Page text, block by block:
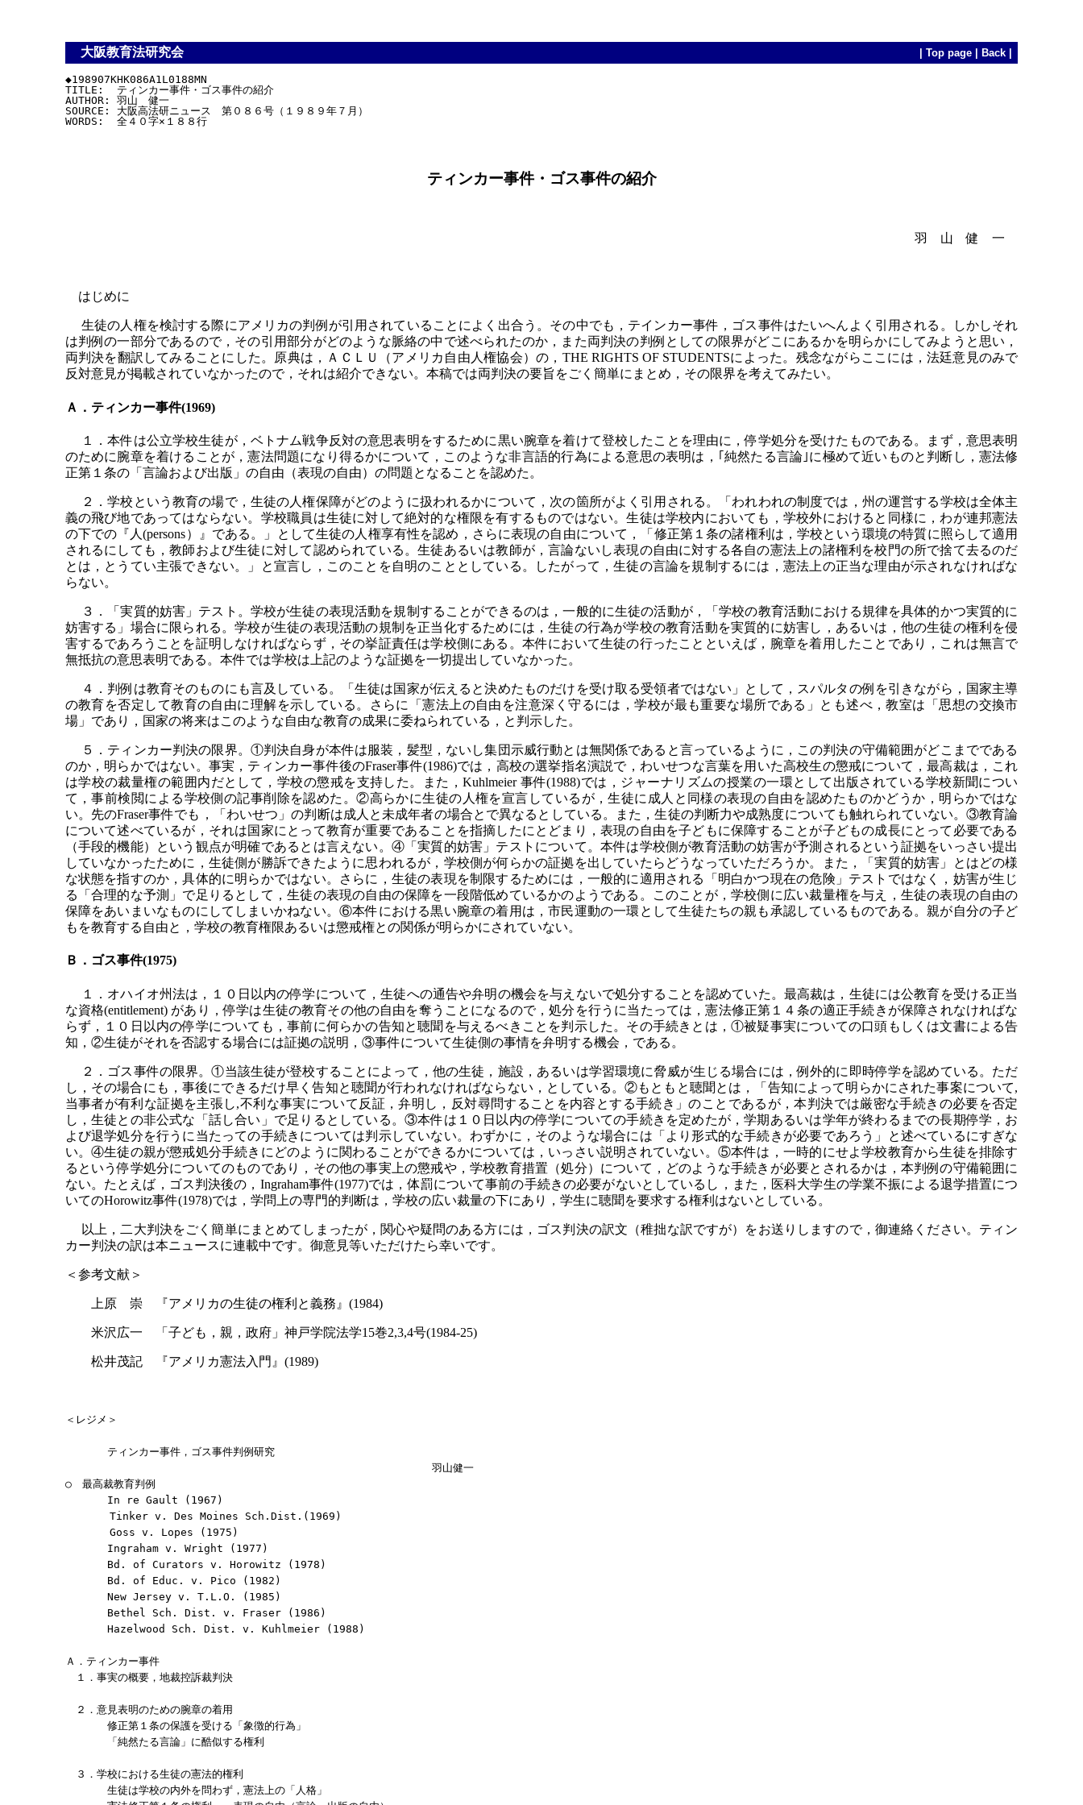
大阪教育法研究会 Top page| Back|
◆198907KHK086A1L0188MN
TITLE:  ティンカー事件・ゴス事件の紹介
AUTHOR: 羽山　健一
SOURCE: 大阪高法研ニュース　第０８６号（１９８９年７月）
WORDS:  全４０字×１８８行
ティンカー事件・ゴス事件の紹介
羽 山 健 一
はじめに
生徒の人権を検討する際にアメリカの判例が引用されていることによく出合う。その中でも，テインカー事件，ゴス事件はたいへんよく引用される。しかしそれ
は判例の一部分であるので，その引用部分がどのような脈絡の中で述べられたのか，また両判決の判例としての限界がどこにあるかを明らかにしてみようと思い，
両判決を翻訳してみることにした。原典は，ＡＣＬＵ（アメリカ自由人権協会）の，THE RIGHTS OF STUDENTSによった。残念ながらここには，法廷意見のみで
反対意見が掲載されていなかったので，それは紹介できない。本稿では両判決の要旨をごく簡単にまとめ，その限界を考えてみたい。
Ａ．ティンカー事件(1969)
１．本件は公立学校生徒が，ベトナム戦争反対の意思表明をするために黒い腕章を着けて登校したことを理由に，停学処分を受けたものである。まず，意思表明
のために腕章を着けることが，憲法問題になり得るかについて，このような非言語的行為による意思の表明は，｢純然たる言論｣に極めて近いものと判断し，憲法修
正第１条の「言論および出版」の自由（表現の自由）の問題となることを認めた。
２．学校という教育の場で，生徒の人権保障がどのように扱われるかについて，次の箇所がよく引用される。「われわれの制度では，州の運営する学校は全体主
義の飛び地であってはならない。学校職員は生徒に対して絶対的な権限を有するものではない。生徒は学校内においても，学校外におけると同様に，わが連邦憲法
の下での『人(persons）』である。」として生徒の人権享有性を認め，さらに表現の自由について，「修正第１条の諸権利は，学校という環境の特質に照らして適用
されるにしても，教師および生徒に対して認められている。生徒あるいは教師が，言論ないし表現の自由に対する各自の憲法上の諸権利を校門の所で捨て去るのだ
とは，とうてい主張できない。」と宣言し，このことを自明のこととしている。したがって，生徒の言論を規制するには，憲法上の正当な理由が示されなければな
らない。
３．「実質的妨害」テスト。学校が生徒の表現活動を規制することができるのは，一般的に生徒の活動が，「学校の教育活動における規律を具体的かつ実質的に
妨害する」場合に限られる。学校が生徒の表現活動の規制を正当化するためには，生徒の行為が学校の教育活動を実質的に妨害し，あるいは，他の生徒の権利を侵
害するであろうことを証明しなければならず，その挙証責任は学校側にある。本件において生徒の行ったことといえば，腕章を着用したことであり，これは無言で
無抵抗の意思表明である。本件では学校は上記のような証拠を一切提出していなかった。
４．判例は教育そのものにも言及している。「生徒は国家が伝えると決めたものだけを受け取る受領者ではない」として，スパルタの例を引きながら，国家主導
の教育を否定して教育の自由に理解を示している。さらに「憲法上の自由を注意深く守るには，学校が最も重要な場所である」とも述べ，教室は「思想の交換市
場」であり，国家の将来はこのような自由な教育の成果に委ねられている，と判示した。
５．ティンカー判決の限界。①判決自身が本件は服装，髪型，ないし集団示威行動とは無関係であると言っているように，この判決の守備範囲がどこまでである
のか，明らかではない。事実，ティンカー事件後のFraser事件(1986)では，高校の選挙指名演説で，わいせつな言葉を用いた高校生の懲戒について，最高裁は，これ
は学校の裁量権の範囲内だとして，学校の懲戒を支持した。また，Kuhlmeier 事件(1988)では，ジャーナリズムの授業の一環として出版されている学校新聞につい
て，事前検閲による学校側の記事削除を認めた。②高らかに生徒の人権を宣言しているが，生徒に成人と同様の表現の自由を認めたものかどうか，明らかではな
い。先のFraser事件でも，「わいせつ」の判断は成人と未成年者の場合とで異なるとしている。また，生徒の判断力や成熟度についても触れられていない。③教育論
について述べているが，それは国家にとって教育が重要であることを指摘したにとどまり，表現の自由を子どもに保障することが子どもの成長にとって必要である
（手段的機能）という観点が明確であるとは言えない。④「実質的妨害」テストについて。本件は学校側が教育活動の妨害が予測されるという証拠をいっさい提出
していなかったために，生徒側が勝訴できたように思われるが，学校側が何らかの証拠を出していたらどうなっていただろうか。また，「実質的妨害」とはどの様
な状態を指すのか，具体的に明らかではない。さらに，生徒の表現を制限するためには，一般的に適用される「明白かつ現在の危険」テストではなく，妨害が生じ
る「合理的な予測」で足りるとして，生徒の表現の自由の保障を一段階低めているかのようである。このことが，学校側に広い裁量権を与え，生徒の表現の自由の
保障をあいまいなものにしてしまいかねない。⑥本件における黒い腕章の着用は，市民運動の一環として生徒たちの親も承認しているものである。親が自分の子ど
もを教育する自由と，学校の教育権限あるいは懲戒権との関係が明らかにされていない。
Ｂ．ゴス事件(1975)
１．オハイオ州法は，１０日以内の停学について，生徒への通告や弁明の機会を与えないで処分することを認めていた。最高裁は，生徒には公教育を受ける正当
な資格(entitlement) があり，停学は生徒の教育その他の自由を奪うことになるので，処分を行うに当たっては，憲法修正第１４条の適正手続きが保障されなければな
らず，１０日以内の停学についても，事前に何らかの告知と聴聞を与えるべきことを判示した。その手続きとは，①被疑事実についての口頭もしくは文書による告
知，②生徒がそれを否認する場合には証拠の説明，③事件について生徒側の事情を弁明する機会，である。
２．ゴス事件の限界。①当該生徒が登校することによって，他の生徒，施設，あるいは学習環境に脅威が生じる場合には，例外的に即時停学を認めている。ただ
し，その場合にも，事後にできるだけ早く告知と聴聞が行われなければならない，としている。②もともと聴聞とは，「告知によって明らかにされた事案について,
当事者が有利な証拠を主張し,不利な事実について反証，弁明し，反対尋問することを内容とする手続き」のことであるが，本判決では厳密な手続きの必要を否定
し，生徒との非公式な「話し合い」で足りるとしている。③本件は１０日以内の停学についての手続きを定めたが，学期あるいは学年が終わるまでの長期停学，お
よび退学処分を行うに当たっての手続きについては判示していない。わずかに，そのような場合には「より形式的な手続きが必要であろう」と述べているにすぎな
い。④生徒の親が懲戒処分手続きにどのように関わることができるかについては，いっさい説明されていない。⑤本件は，一時的にせよ学校教育から生徒を排除す
るという停学処分についてのものであり，その他の事実上の懲戒や，学校教育措置（処分）について，どのような手続きが必要とされるかは，本判例の守備範囲に
ない。たとえば，ゴス判決後の，Ingraham事件(1977)では，体罰について事前の手続きの必要がないとしているし，また，医科大学生の学業不振による退学措置につ
いてのHorowitz事件(1978)では，学問上の専門的判断は，学校の広い裁量の下にあり，学生に聴聞を要求する権利はないとしている。
以上，二大判決をごく簡単にまとめてしまったが，関心や疑問のある方には，ゴス判決の訳文（稚拙な訳ですが）をお送りしますので，御連絡ください。ティン
カー判決の訳は本ニュースに連載中です。御意見等いただけたら幸いです。
＜参考文献＞
上原 崇 『アメリカの生徒の権利と義務』(1984)
米沢広一 「子ども，親，政府」神戸学院法学15巻2,3,4号(1984-25)
松井茂記 『アメリカ憲法入門』(1989)
＜レジメ＞
ティンカー事件，ゴス事件判例研究
羽山健一
○　最高裁教育判例
In re Gault (1967)
Tinker v. Des Moines Sch.Dist.(1969)
Goss v. Lopes (1975)
Ingraham v. Wright (1977)
Bd. of Curators v. Horowitz (1978)
Bd. of Educ. v. Pico (1982)
New Jersey v. T.L.O. (1985)
Bethel Sch. Dist. v. Fraser (1986)
Hazelwood Sch. Dist. v. Kuhlmeier (1988)
Ａ．ティンカー事件
１．事実の概要，地裁控訴裁判決
２．意見表明のための腕章の着用
修正第１条の保護を受ける「象徴的行為」
「純然たる言論」に酷似する権利
３．学校における生徒の憲法的権利
生徒は学校の内外を問わず，憲法上の「人格」